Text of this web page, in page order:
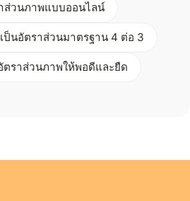
ส่วนภาพแบบออนไลน์
นอัตราส่วนมาตรฐาน 4 ต่อ 3
ตราส่วนภาพให้พอดีและยืด